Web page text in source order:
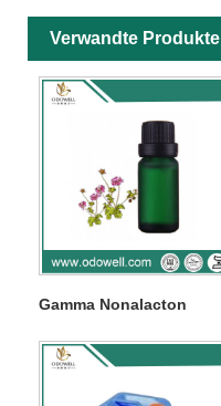
Verwandte Produkte
Gamma Nonalacton